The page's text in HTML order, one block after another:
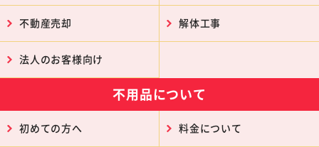
不動産売却 解体工事
法人のお客様向け
不用品について
初めての方へ 料金について